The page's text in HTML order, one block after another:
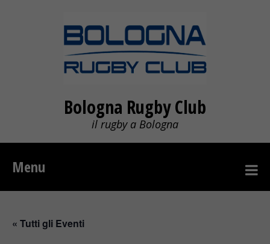
Bologna Rugby Club
il rugby a Bologna
Menu
« Tutti gli Eventi